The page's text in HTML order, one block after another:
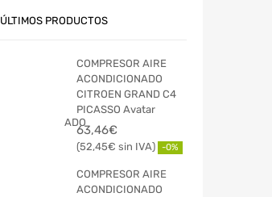
ÚLTIMOS PRODUCTOS
COMPRESOR AIRE
ACONDICIONADO
CITROEN GRAND C4
PICASSO Avatar
63,46€
52,45€ -0%
COMPRESOR AIRE
ACONDICIONADO